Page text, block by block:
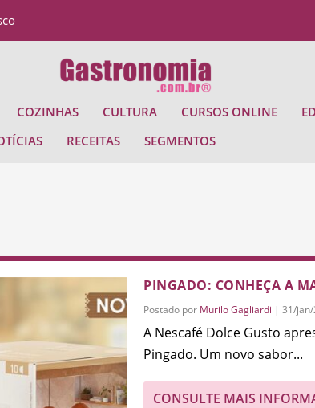
COZINHAS CULTURA CURSOS ONLINE
RECEITAS SEGMENTOS
PINGADO: CONHEÇA A
Postado por Murilo Gagliardi | 31/
A Nescafé Dolce Gusto
Pingado. Um novo sabor...
CONSULTE MAIS